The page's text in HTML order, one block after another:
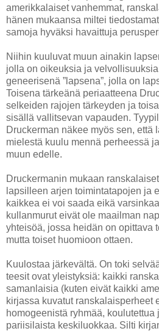
amerikkalaiset vanhemmat,
hänen mukaansa miltei
samoja hyväksi havaittuja
Niihin kuuluvat muun ainakin
jolla on oikeuksia ja
geneerisenä ”lapsena”, jolla on
Toisena tärkeänä periaatteena
selkeiden rajojen tärkeyden ja
sisällä vallitsevan vapauden.
Druckerman näkee myös sen, että
mielestä kuulu mennä perheessä
muun edelle.
Druckermanin mukaan
lapsilleen arjen toimintatapojen ja
kaikkea ei voi saada eikä
kullanmurut eivät ole maailman
yhteisöä, jossa heidän on opittava
mutta toiset huomioon ottaen.
Kuulostaa järkevältä. On toki
teesit ovat yleistyksiä: kaikki
samanlaisia (kuten eivät kaikki
kirjassa kuvatut ranskalaisperheet
homogeenistä ryhmää,
pariisilaista keskiluokkaa. Silti